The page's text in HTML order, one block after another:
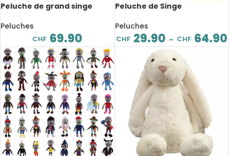
Peluche de grand singe
Peluches
CHF 69.90
Peluche de Singe
de 20 à 45cm
Peluches
CHF 29.90 – CHF 64.90